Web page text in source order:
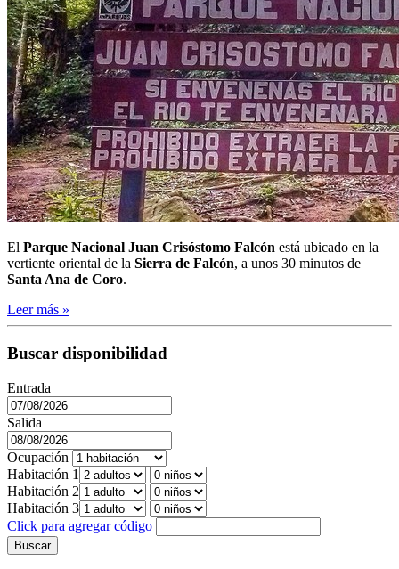
El Parque Nacional Juan Crisóstomo Falcón está ubicado en la
vertiente oriental de la Sierra de Falcón, a unos 30 minutos de
Santa Ana de Coro.
Leer más »
Buscar disponibilidad
Entrada
Salida
Ocupación
Habitación 1
Habitación 2
Habitación 3
Click para agregar código
Buscar